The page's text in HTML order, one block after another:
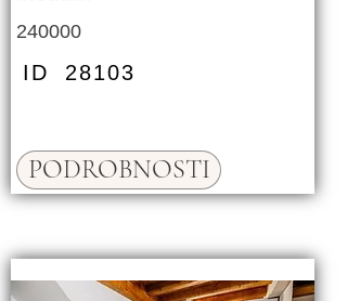
240000
ID 28103
PODROBNOSTI